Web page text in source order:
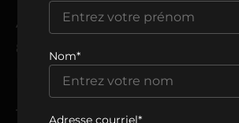
ADRESSE
8205, avenue du Cirque,
Montréal, QC H1Z 0B5
TÉLÉPHONE
Nom*
Adresse courriel*